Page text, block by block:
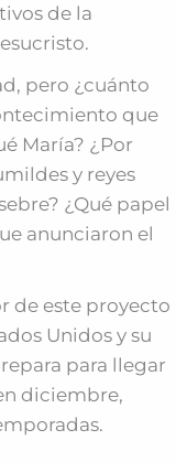
de la
pero ¿cuánto
que
María? ¿Por
y reyes
¿Qué papel
anunciaron el
de este proyecto
Unidos y su
para llegar
diciembre,